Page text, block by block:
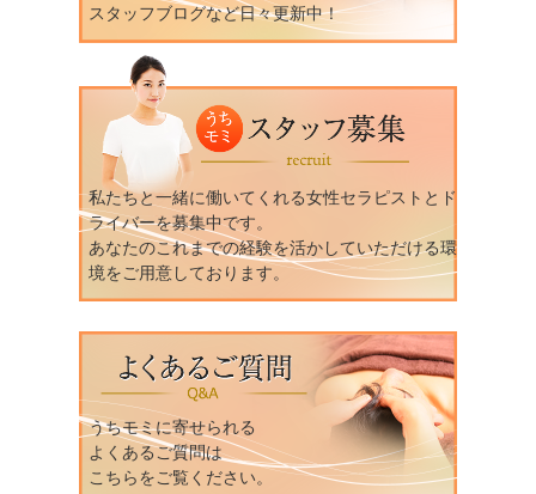
スタッフブログなど日々更新中！
私たちと一緒に働いてくれる女性セラピストとド
ライバーを募集中です。
あなたのこれまでの経験を活かしていただける環
境をご用意しております。
うちモミに寄せられる
よくあるご質問は
こちらをご覧ください。